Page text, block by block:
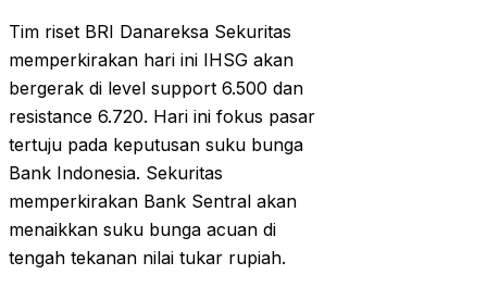
Tim riset BRI Danareksa Sekuritas
memperkirakan hari ini IHSG akan
bergerak di level support 6.500 dan
resistance 6.720. Hari ini fokus pasar
tertuju pada keputusan suku bunga
Bank Indonesia. Sekuritas
memperkirakan Bank Sentral akan
menaikkan suku bunga acuan di
tengah tekanan nilai tukar rupiah.